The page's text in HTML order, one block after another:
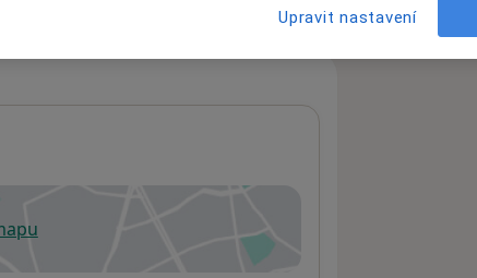
v nové záložce
Upravit nastavení